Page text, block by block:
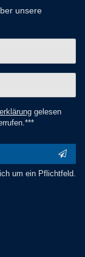
unsere
gelesen
um ein Pflichtfeld.